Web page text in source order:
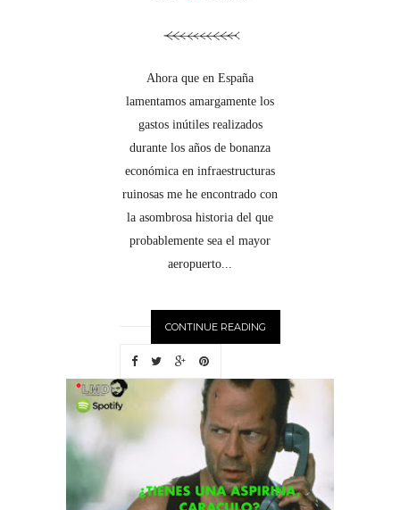
Ahora que en España
lamentamos amargamente los
gastos inútiles realizados
durante los años de bonanza
económica en infraestructuras
ruinosas me he encontrado con
la asombrosa historia del que
probablemente sea el mayor
aeropuerto...
CONTINUE READING